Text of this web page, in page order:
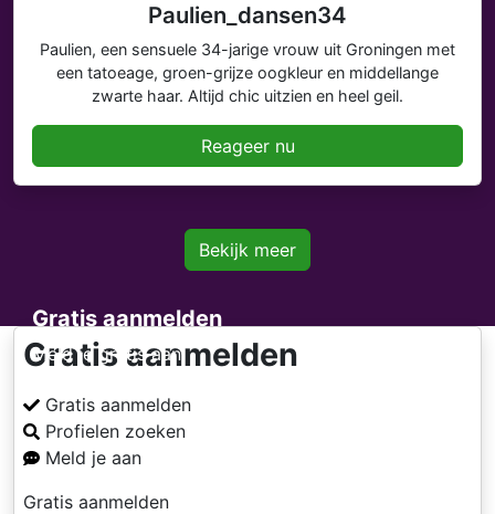
Paulien_dansen34
Paulien, een sensuele 34-jarige vrouw uit Groningen met
een tatoeage, groen-grijze oogkleur en middellange
zwarte haar. Altijd chic uitzien en heel geil.
Reageer nu
Bekijk meer
Gratis aanmelden
Meld je gratis aan
Gratis aanmelden
Gratis aanmelden
Profielen zoeken
Meld je aan
Gratis aanmelden